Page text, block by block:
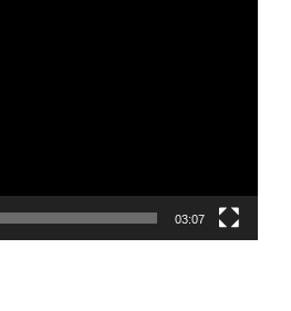
03:07